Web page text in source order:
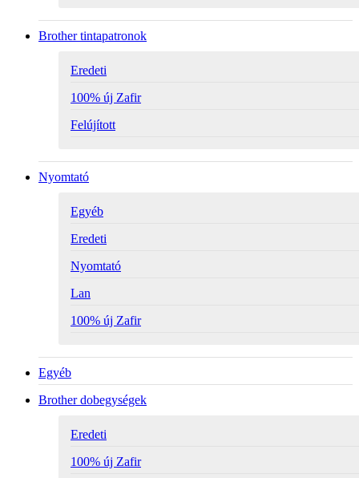
Brother tintapatronok
Eredeti
100% új Zafir
Felújított
Nyomtató
Egyéb
Eredeti
Nyomtató
Lan
100% új Zafir
Egyéb
Brother dobegységek
Eredeti
100% új Zafir